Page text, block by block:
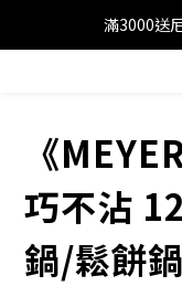
滿3000送
《
巧不沾
鍋/鬆餅鍋